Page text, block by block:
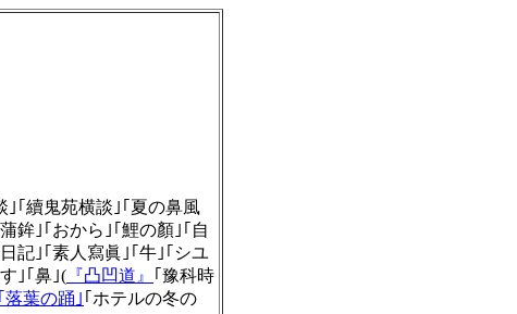
｣｢續鬼苑横談｣｢夏の鼻風
鉾｣｢おから｣｢鯉の顏｣｢自
記｣｢素人寫眞｣｢牛｣｢シユ
｣｢鼻｣( 『凸凹道』
｢豫科時
落葉の踊｣ ｢ホテルの冬の